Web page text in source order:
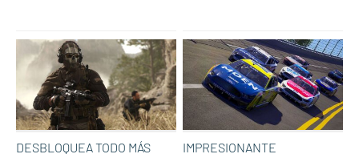
DESBLOQUEA TODO MÁS
IMPRESIONANTE